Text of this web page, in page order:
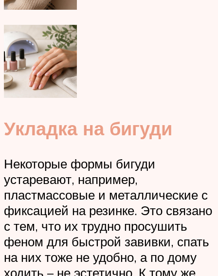
Укладка на бигуди
Некоторые формы бигуди
устаревают, например,
пластмассовые и металлические с
фиксацией на резинке. Это связано
с тем, что их трудно просушить
феном для быстрой завивки, спать
на них тоже не удобно, а по дому
ходить – не эстетично. К тому же